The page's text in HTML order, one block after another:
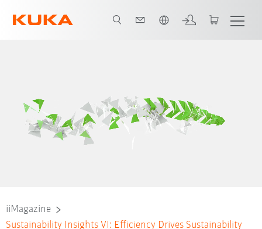
iiMagazine
Sustainability Insights VI: Efficiency Drives Sustainability